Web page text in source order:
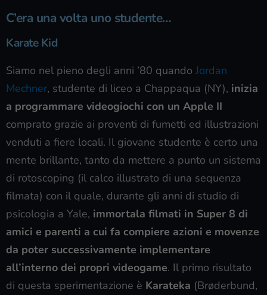
C’era una volta uno studente…
Karate Kid
Siamo nel pieno degli anni ’80 quando Jordan
Mechner, studente di liceo a Chappaqua (NY), inizia
a programmare videogiochi con un Apple II
comprato grazie ai proventi di fumetti ed illustrazioni
venduti a fiere locali. Il giovane studente è certo una
mente brillante, tanto da mettere a punto un sistema
di rotoscoping (il calco illustrato di una sequenza
filmata) con il quale, durante gli anni di studio di
psicologia a Yale, immortala filmati in Super 8 di
amici e parenti a cui fa compiere azioni e movenze
da poter successivamente implementare
all’interno dei propri videogame. Il primo risultato
di questa sperimentazione è Karateka (Brøderbund,